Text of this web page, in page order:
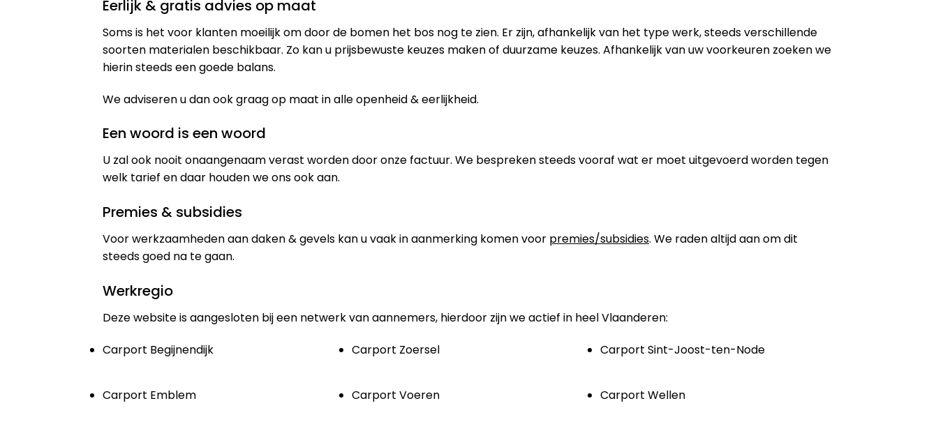
Eerlijk & gratis advies op maat
Soms is het voor klanten moeilijk om door de bomen het bos nog te zien. Er zijn, afhankelijk van het type werk, steeds verschillende
soorten materialen beschikbaar. Zo kan u prijsbewuste keuzes maken of duurzame keuzes. Afhankelijk van uw voorkeuren zoeken we
hierin steeds een goede balans.
We adviseren u dan ook graag op maat in alle openheid & eerlijkheid.
Een woord is een woord
U zal ook nooit onaangenaam verast worden door onze factuur. We bespreken steeds vooraf wat er moet uitgevoerd worden tegen
welk tarief en daar houden we ons ook aan.
Premies & subsidies
Voor werkzaamheden aan daken & gevels kan u vaak in aanmerking komen voor premies/subsidies. We raden altijd aan om dit
steeds goed na te gaan.
Werkregio
Deze website is aangesloten bij een netwerk van aannemers, hierdoor zijn we actief in heel Vlaanderen:
Carport Begijnendijk
Carport Zoersel Carport Sint-Joost-ten-Node
Carport Emblem Carport Voeren Carport Wellen